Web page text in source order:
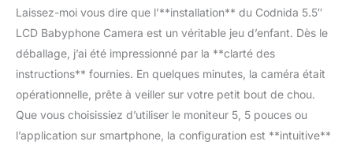
Technologie FHSS Cryptage des Données：
Codnida babyphone avec caméra soutien
pas d'application et pas de connexion Wi-
Fi.Vous pouvez l'utiliser n'importe où sans
network.Simply puissance sur la caméra et
allumer l'écran pour se connecter
instantanément.FHSS technologie permet la
transmission sécurisée de l'audio et la vidéo,
en assurant la vie privée à 100% et la
Laissez-moi vous dire que l’**installation** du Codnida 5.5″
LCD Babyphone Camera est un véritable jeu d’enfant. Dès le
déballage, j’ai été impressionné par la **clarté des
instructions** fournies. En quelques minutes, la caméra était
opérationnelle, prête à veiller sur votre petit bout de chou.
Que vous choisissiez d’utiliser le moniteur 5, 5 pouces ou
l’application sur smartphone, la configuration est **intuitive**